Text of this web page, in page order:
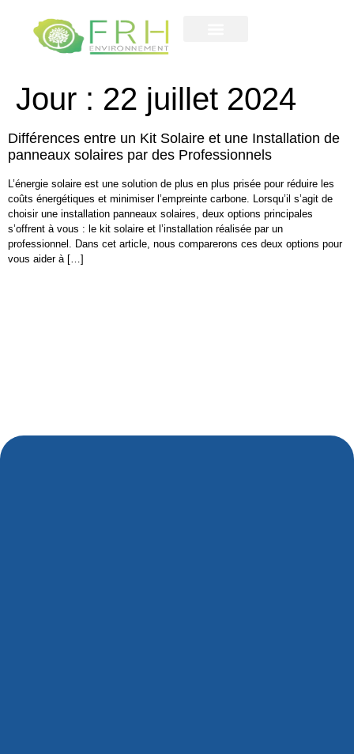
Jour : 22 juillet 2024
Différences entre un Kit Solaire et une Installation de
panneaux solaires par des Professionnels
L’énergie solaire est une solution de plus en plus prisée pour réduire les
coûts énergétiques et minimiser l’empreinte carbone. Lorsqu’il s’agit de
choisir une installation panneaux solaires, deux options principales
s’offrent à vous : le kit solaire et l’installation réalisée par un
professionnel. Dans cet article, nous comparerons ces deux options pour
vous aider à […]